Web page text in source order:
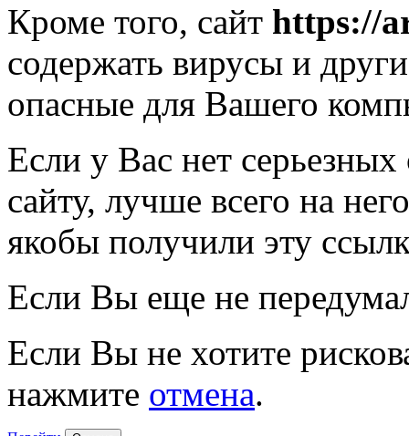
Кроме того, сайт https://
содержать вирусы и
опасные для Вашего
Если у Вас нет
сайту, лучше всего на
якобы получили эту
Если Вы еще не
Если Вы не хотите
нажмите отмена.